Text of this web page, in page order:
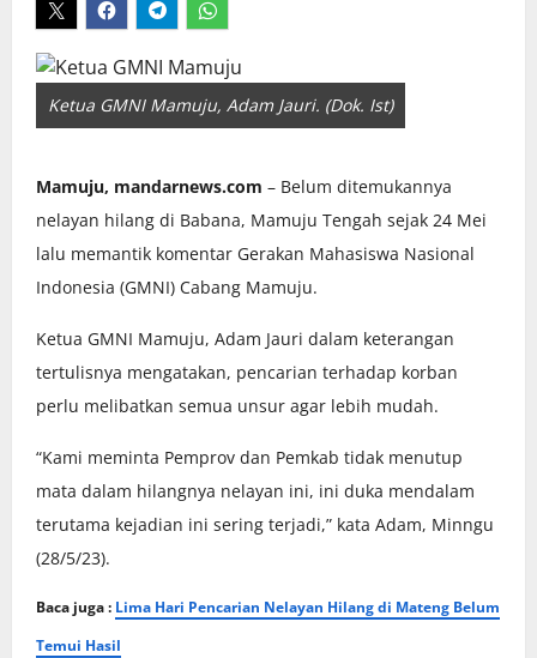
Ketua GMNI Mamuju, Adam Jauri. (Dok. Ist)
Mamuju, mandarnews.com – Belum ditemukannya
nelayan hilang di Babana, Mamuju Tengah sejak 24 Mei
lalu memantik komentar Gerakan Mahasiswa Nasional
Indonesia (GMNI) Cabang Mamuju.
Ketua GMNI Mamuju, Adam Jauri dalam keterangan
tertulisnya mengatakan, pencarian terhadap korban
perlu melibatkan semua unsur agar lebih mudah.
“Kami meminta Pemprov dan Pemkab tidak menutup
mata dalam hilangnya nelayan ini, ini duka mendalam
terutama kejadian ini sering terjadi,” kata Adam, Minngu
(28/5/23).
Baca juga : Lima Hari Pencarian Nelayan Hilang di Mateng Belum
Temui Hasil